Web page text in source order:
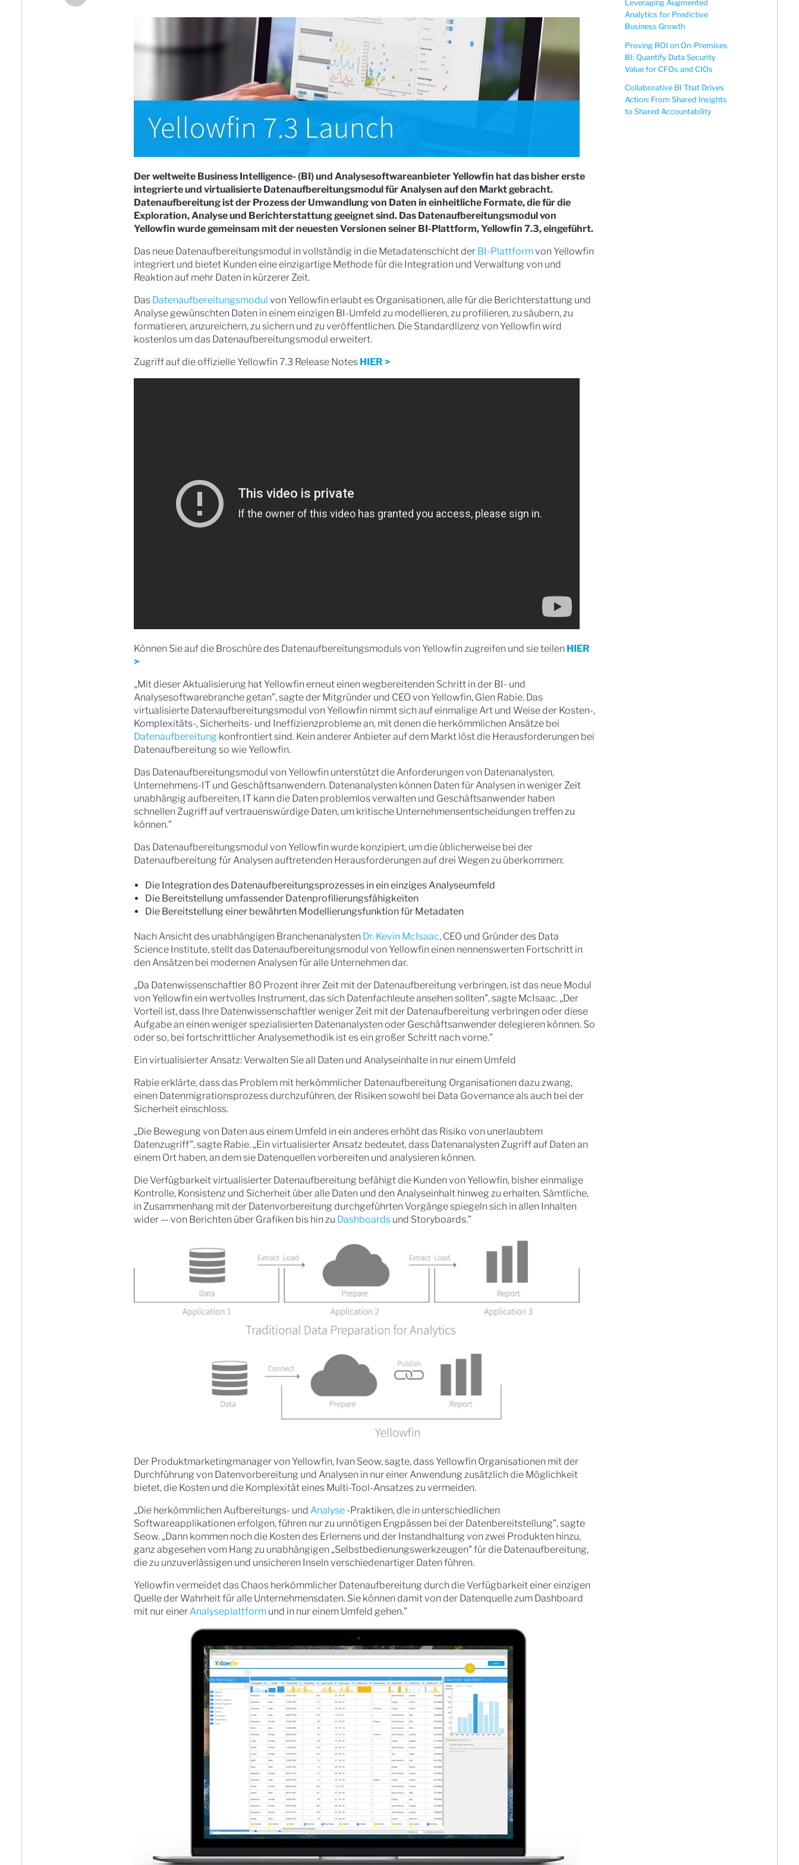
Der weltweite Business Intelligence- (BI) und Analysesoftwareanbieter Yellowfin hat das bisher erste
integrierte und virtualisierte Datenaufbereitungsmodul für Analysen auf den Markt gebracht.
Datenaufbereitung ist der Prozess der Umwandlung von Daten in einheitliche Formate, die für die
Exploration, Analyse und Berichterstattung geeignet sind. Das Datenaufbereitungsmodul von
Yellowfin wurde gemeinsam mit der neuesten Versionen seiner BI-Plattform, Yellowfin 7.3, eingeführt.
Das neue Datenaufbereitungsmodul in vollständig in die Metadatenschicht der BI-Plattformvon Yellowfin
integriert und bietet Kunden eine einzigartige Methode für die Integration und Verwaltung von und
Reaktion auf mehr Daten in kürzerer Zeit.
Das Datenaufbereitungsmodul von Yellowfin erlaubt es Organisationen, alle für die Berichterstattung und
Analyse gewünschten Daten in einem einzigen BI-Umfeld zu modellieren, zu profilieren, zu säubern, zu
formatieren, anzureichern, zu sichern und zu veröffentlichen. Die Standardlizenz von Yellowfin wird
kostenlos um das Datenaufbereitungsmodul erweitert.
Zugriff auf die offizielle Yellowfin 7.3 Release Notes HIER >
Können Sie auf die Broschüre des Datenaufbereitungsmoduls von Yellowfin zugreifen und sie teilen HIER
>
„Mit dieser Aktualisierung hat Yellowfin erneut einen wegbereitenden Schritt in der BI- und
Analysesoftwarebranche getan”, sagte der Mitgründer und CEO von Yellowfin, Glen Rabie. Das
virtualisierte Datenaufbereitungsmodul von Yellowfin nimmt sich auf einmalige Art und Weise der Kosten-,
Komplexitäts-, Sicherheits- und Ineffizienzprobleme an, mit denen die herkömmlichen Ansätze bei
Datenaufbereitung konfrontiert sind. Kein anderer Anbieter auf dem Markt löst die Herausforderungen bei
Datenaufbereitung so wie Yellowfin.
Das Datenaufbereitungsmodul von Yellowfin unterstützt die Anforderungen von Datenanalysten,
Unternehmens-IT und Geschäftsanwendern. Datenanalysten können Daten für Analysen in weniger Zeit
unabhängig aufbereiten, IT kann die Daten problemlos verwalten und Geschäftsanwender haben
schnellen Zugriff auf vertrauenswürdige Daten, um kritische Unternehmensentscheidungen treffen zu
können.”
Das Datenaufbereitungsmodul von Yellowfin wurde konzipiert, um die üblicherweise bei der
Datenaufbereitung für Analysen auftretenden Herausforderungen auf drei Wegen zu überkommen:
Die Integration des Datenaufbereitungsprozesses in ein einziges Analyseumfeld
Die Bereitstellung umfassender Datenprofilierungsfähigkeiten
Die Bereitstellung einer bewährten Modellierungsfunktion für Metadaten
Nach Ansicht des unabhängigen Branchenanalysten Dr. Kevin McIsaac, CEO und Gründer des Data
Science Institute, stellt das Datenaufbereitungsmodul von Yellowfin einen nennenswerten Fortschritt in
den Ansätzen bei modernen Analysen für alle Unternehmen dar.
„Da Datenwissenschaftler 80 Prozent ihrer Zeit mit der Datenaufbereitung verbringen, ist das neue Modul
von Yellowfin ein wertvolles Instrument, das sich Datenfachleute ansehen sollten”, sagte McIsaac. „Der
Vorteil ist, dass Ihre Datenwissenschaftler weniger Zeit mit der Datenaufbereitung verbringen oder diese
Aufgabe an einen weniger spezialisierten Datenanalysten oder Geschäftsanwender delegieren können. So
oder so, bei fortschrittlicher Analysemethodik ist es ein großer Schritt nach vorne.”
Ein virtualisierter Ansatz: Verwalten Sie all Daten und Analyseinhalte in nur einem Umfeld
Rabie erklärte, dass das Problem mit herkömmlicher Datenaufbereitung Organisationen dazu zwang,
einen Datenmigrationsprozess durchzuführen, der Risiken sowohl bei Data Governance als auch bei der
Sicherheit einschloss.
„Die Bewegung von Daten aus einem Umfeld in ein anderes erhöht das Risiko von unerlaubtem
Datenzugriff”, sagte Rabie. „Ein virtualisierter Ansatz bedeutet, dass Datenanalysten Zugriff auf Daten an
einem Ort haben, an dem sie Datenquellen vorbereiten und analysieren können.
Die Verfügbarkeit virtualisierter Datenaufbereitung befähigt die Kunden von Yellowfin, bisher einmalige
Kontrolle, Konsistenz und Sicherheit über alle Daten und den Analyseinhalt hinweg zu erhalten. Sämtliche,
in Zusammenhang mit der Datenvorbereitung durchgeführten Vorgänge spiegeln sich in allen Inhalten
wider — von Berichten über Grafiken bis hin zu Dashboards und Storyboards.”
Der Produktmarketingmanager von Yellowfin, Ivan Seow, sagte, dass Yellowfin Organisationen mit der
Durchführung von Datenvorbereitung und Analysen in nur einer Anwendung zusätzlich die Möglichkeit
bietet, die Kosten und die Komplexität eines Multi-Tool-Ansatzes zu vermeiden.
„Die herkömmlichen Aufbereitungs- und Analyse -Praktiken, die in unterschiedlichen
Softwareapplikationen erfolgen, führen nur zu unnötigen Engpässen bei der Datenbereitstellung”, sagte
Seow. „Dann kommen noch die Kosten des Erlernens und der Instandhaltung von zwei Produkten hinzu,
ganz abgesehen vom Hang zu unabhängigen „Selbstbedienungswerkzeugen” für die Datenaufbereitung,
die zu unzuverlässigen und unsicheren Inseln verschiedenartiger Daten führen.
Yellowfin vermeidet das Chaos herkömmlicher Datenaufbereitung durch die Verfügbarkeit einer einzigen
Quelle der Wahrheit für alle Unternehmensdaten. Sie können damit von der Datenquelle zum Dashboard
mit nur einerAnalyseplattform und in nur einem Umfeld gehen.”
Leveraging Augmented
Analytics for Predictive
Business Growth
Proving ROI on On-Premises
BI: Quantify Data Security
Value for CFOs and CIOs
Collaborative BI That Drives
Action: From Shared Insights
to Shared Accountability